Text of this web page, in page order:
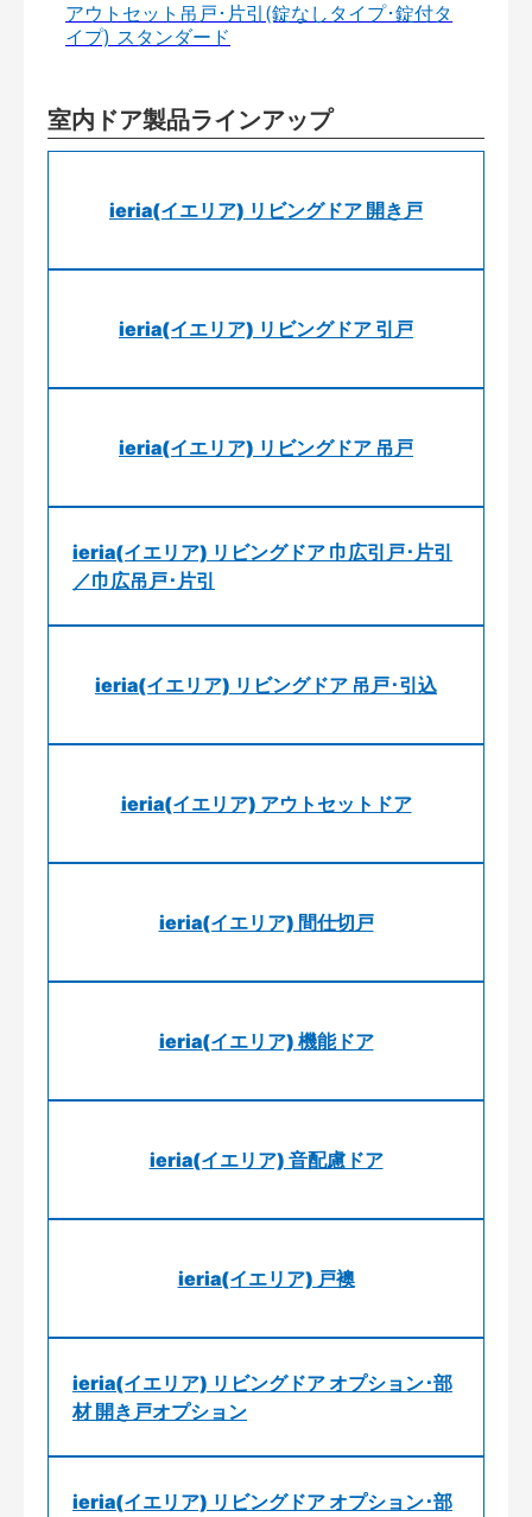
アウトセット吊戸･片引(錠なしタイプ･錠付タ
イプ) スタンダード
室内ドア製品ラインアップ
ieria(イエリア) リビングドア 開き戸
ieria(イエリア) リビングドア 引戸
ieria(イエリア) リビングドア 吊戸
ieria(イエリア) リビングドア 巾広引戸･片引
／巾広吊戸･片引
ieria(イエリア) リビングドア 吊戸･引込
ieria(イエリア) アウトセットドア
ieria(イエリア) 間仕切戸
ieria(イエリア) 機能ドア
ieria(イエリア) 音配慮ドア
ieria(イエリア) 戸襖
ieria(イエリア) リビングドア オプション･部
材 開き戸オプション
ieria(イエリア) リビングドア オプション･部